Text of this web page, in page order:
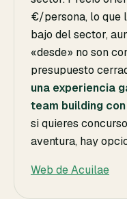
€/persona, lo que
bajo del sector,
«desde» no son
presupuesto
una experiencia
team building
si quieres
aventura, hay
Web de Acuilae